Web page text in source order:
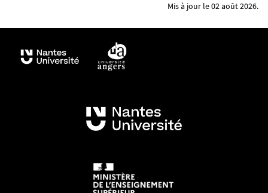
Mis à jour le 02 août 2026.